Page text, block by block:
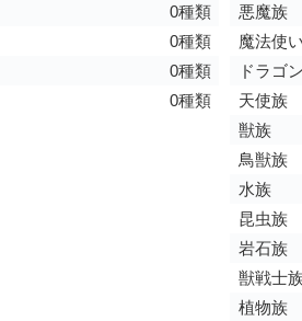
0種類
0種類
0種類
0種類
悪魔族
魔法使
ドラゴ
天使族
獣族
鳥獣族
水族
昆虫族
岩石族
獣戦士
植物族